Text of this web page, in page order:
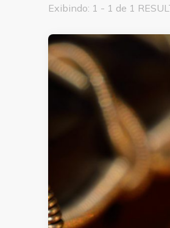
Exibindo: 1 - 1 de 1